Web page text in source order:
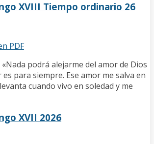
XVIII Tiempo ordinario 26
PDF
podrá alejarme del amor de Dios
para siempre. Ese amor me salva en
cuando vivo en soledad y me
XVII 2026